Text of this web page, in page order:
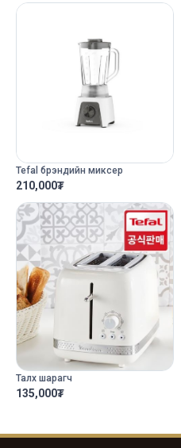
Tefal брэндийн миксер
210,000₮
Талх шарагч
135,000₮